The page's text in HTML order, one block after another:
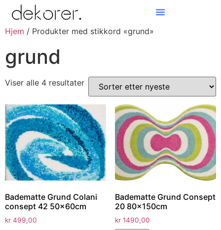
Hjem / Produkter med stikkord «grund»
grund
Viser alle 4 resultater
Badematte Grund Colani
consept 42 50x60cm
kr 499,00
Badematte Grund Consept
20 80x150cm
kr1490,00